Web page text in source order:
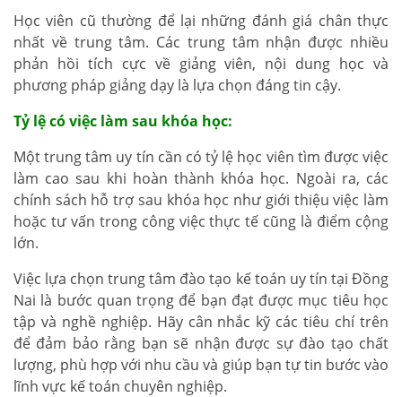
Học viên cũ thường để lại những đánh giá chân thực
nhất về trung tâm. Các trung tâm nhận được nhiều
phản hồi tích cực về giảng viên, nội dung học và
phương pháp giảng dạy là lựa chọn đáng tin cậy.
Tỷ lệ có việc làm sau khóa học:
Một trung tâm uy tín cần có tỷ lệ học viên tìm được việc
làm cao sau khi hoàn thành khóa học. Ngoài ra, các
chính sách hỗ trợ sau khóa học như giới thiệu việc làm
hoặc tư vấn trong công việc thực tế cũng là điểm cộng
lớn.
Việc lựa chọn trung tâm đào tạo kế toán uy tín tại Đồng
Nai là bước quan trọng để bạn đạt được mục tiêu học
tập và nghề nghiệp. Hãy cân nhắc kỹ các tiêu chí trên
để đảm bảo rằng bạn sẽ nhận được sự đào tạo chất
lượng, phù hợp với nhu cầu và giúp bạn tự tin bước vào
lĩnh vực kế toán chuyên nghiệp.